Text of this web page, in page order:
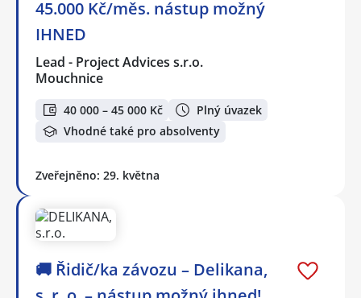
45.000 Kč/měs. nástup možný
IHNED
Lead - Project Advices s.r.o.
Mouchnice
40 000 – 45 000 Kč
Plný úvazek
Vhodné také pro absolventy
Zveřejněno: 29. května
🚚 Řidič/ka závozu – Delikana,